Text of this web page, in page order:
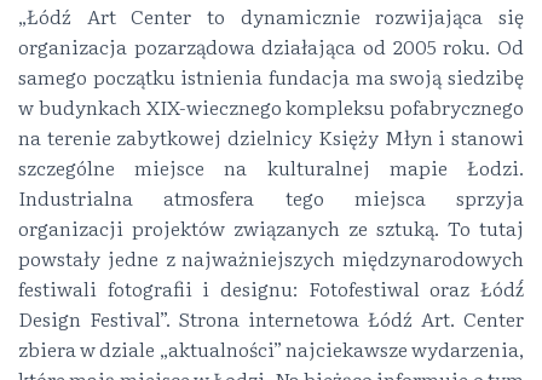
„Łódź Art Center to dynamicznie rozwijająca się
organizacja pozarządowa działająca od 2005 roku. Od
samego początku istnienia fundacja ma swoją siedzibę
w budynkach XIX-wiecznego kompleksu pofabrycznego
na terenie zabytkowej dzielnicy Księży Młyn i stanowi
szczególne miejsce na kulturalnej mapie Łodzi.
Industrialna atmosfera tego miejsca sprzyja
organizacji projektów związanych ze sztuką. To tutaj
powstały jedne z najważniejszych międzynarodowych
festiwali fotografii i designu: Fotofestiwal oraz Łódź́
Design Festival”. Strona internetowa Łódź Art. Center
zbiera w dziale „aktualności” najciekawsze wydarzenia,